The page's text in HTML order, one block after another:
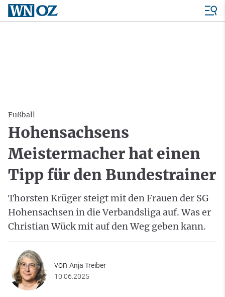
Fußball
Hohensachsens
Meistermacher hat einen
Tipp für den Bundestrainer
Thorsten Krüger steigt mit den Frauen der SG
Hohensachsen in die Verbandsliga auf. Was er
Christian Wück mit auf den Weg geben kann.
von Anja Treiber
10.06.2025